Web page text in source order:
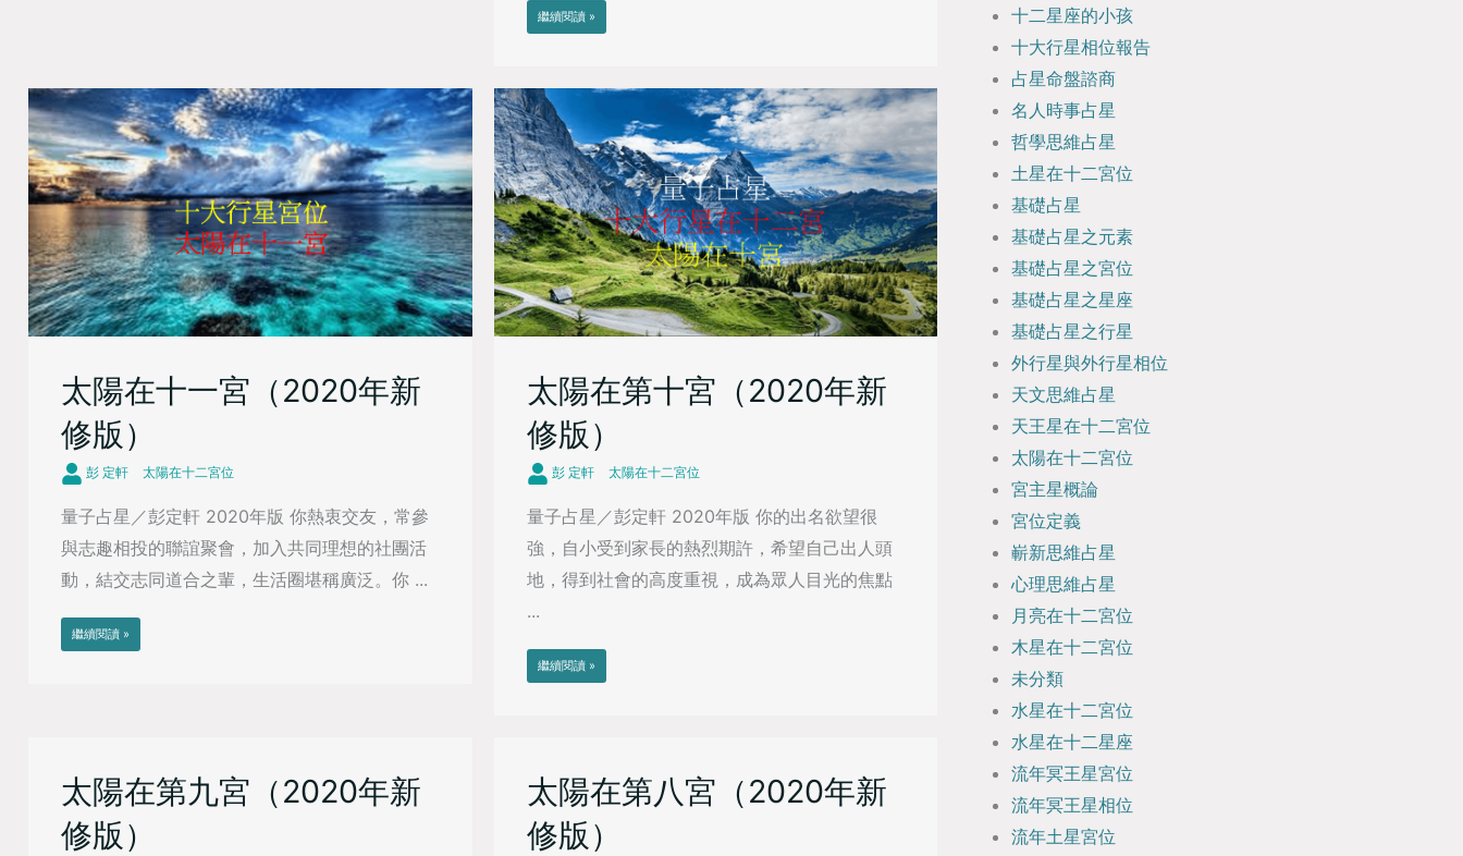
繼續閱讀 »
太陽在十一宮（2020年新
修版）
彭 定軒 太陽在十二宮位
量子占星／彭定軒 2020年版 你熱衷交友，常參
與志趣相投的聯誼聚會，加入共同理想的社團活
動，結交志同道合之輩，生活圈堪稱廣泛。你 ...
繼續閱讀 »
太陽在第十宮（2020年新
修版）
彭 定軒 太陽在十二宮位
量子占星／彭定軒 2020年版 你的出名欲望很
強，自小受到家長的熱烈期許，希望自己出人頭
地，得到社會的高度重視，成為眾人目光的焦點
...
繼續閱讀 »
太陽在第九宮（2020年新
修版）
太陽在第八宮（2020年新
修版）
十二星座的小孩
十大行星相位報告
占星命盤諮商
名人時事占星
哲學思維占星
土星在十二宮位
基礎占星
基礎占星之元素
基礎占星之宮位
基礎占星之星座
基礎占星之行星
外行星與外行星相位
天文思維占星
天王星在十二宮位
太陽在十二宮位
宮主星概論
宮位定義
嶄新思維占星
心理思維占星
月亮在十二宮位
木星在十二宮位
未分類
水星在十二宮位
水星在十二星座
流年冥王星宮位
流年冥王星相位
流年土星宮位